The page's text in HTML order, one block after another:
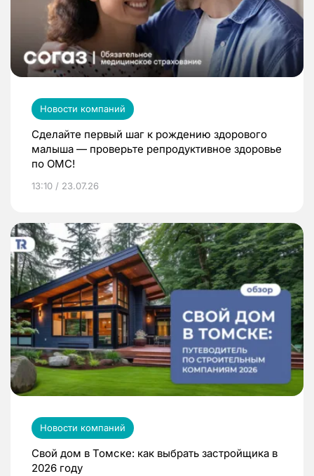
Новости компаний
Сделайте первый шаг к рождению здорового
малыша — проверьте репродуктивное здоровье
по ОМС!
13:10 / 23.07.26
Новости компаний
Свой дом в Томске: как выбрать застройщика в
2026 году